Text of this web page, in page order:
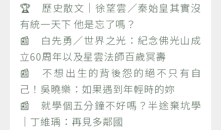
🏆 歷史散文｜徐望雲／秦始皇其實沒
有統一天下 他是忘了嗎？
📰 白先勇／世界之光：紀念佛光山成
立60周年以及星雲法師百歲冥壽
📰 不想出生的背後怨的絕不只有自
己！吳曉樂：如果遇到年輕時的妳
📰 就學個五分鐘不好嗎？半途棄坑學
｜丁維瑀：再見多鄰國